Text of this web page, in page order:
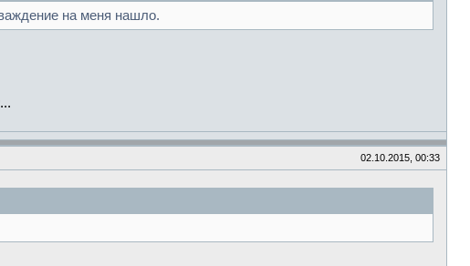
на меня нашло.
...
02.10.2015, 00:33